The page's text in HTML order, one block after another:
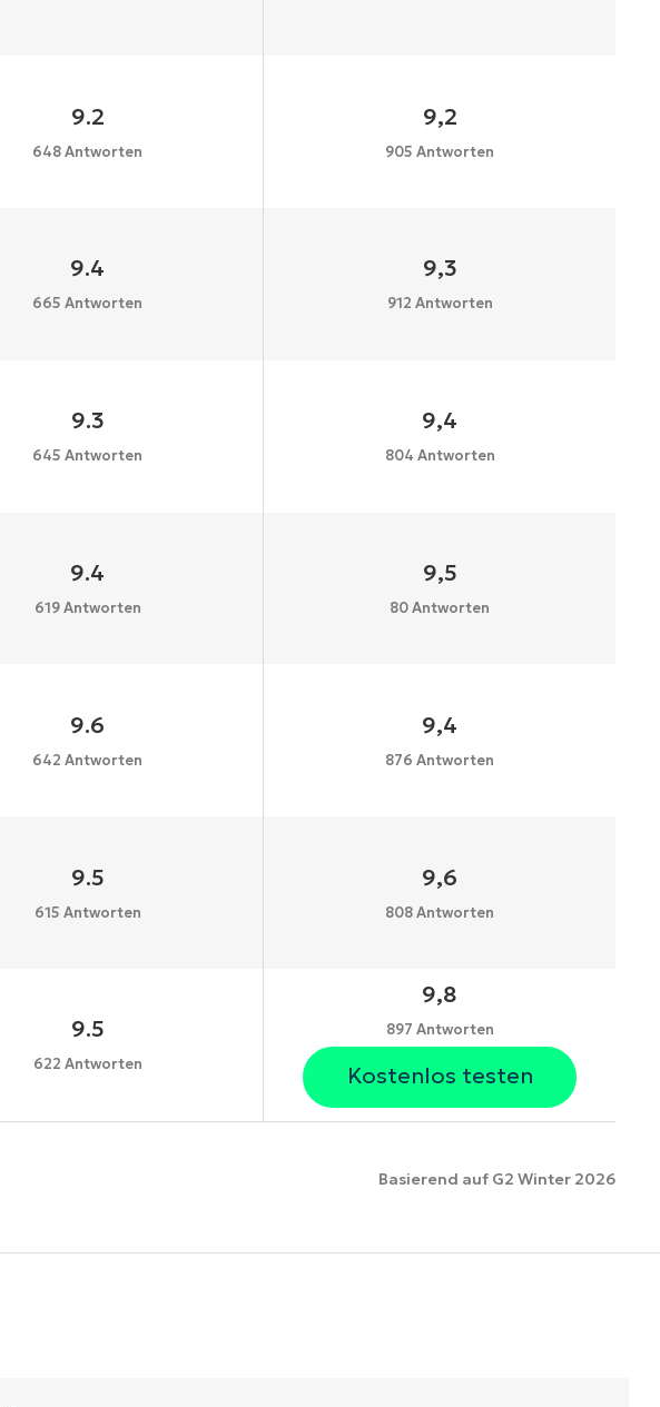
9.2
648 Antworten
9,2
905 Antworten
9.4
665 Antworten
9,3
912 Antworten
9.3
645 Antworten
9,4
804 Antworten
9.4
619 Antworten
9,5
80 Antworten
9.6
642 Antworten
9,4
876 Antworten
9.5
615 Antworten
9,6
808 Antworten
9.5
622 Antworten
9,8
897 Antworten
Kostenlos testen
Basierend auf G2 Winter 2026